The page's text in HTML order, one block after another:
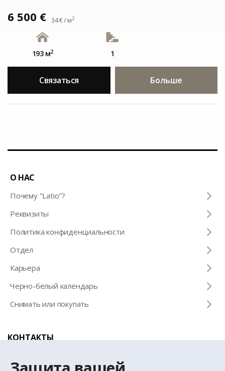
6 500 € 34 € / м2
193 м2 1
Связаться Больше
О НАС
Почему "Latio"?
Pеквизиты
Политика конфиденциальности
Отдел
Карьера
Черно-белый календарь
Снимать или покупать
КОНТАКТЫ